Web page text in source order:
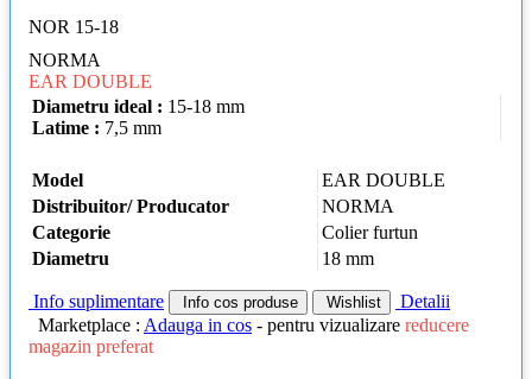
NOR 15-18
NORMA
EAR DOUBLE
Diametru ideal : 15-18 mm
Latime : 7,5 mm
Model
EAR DOUBLE
Distribuitor/ Producator
NORMA
Categorie
Colier furtun
Diametru
18 mm
Info suplimentare Info cos produse Wishlist
Detalii
Marketplace : Adauga in cos - pentru vizualizare reducere
magazin preferat